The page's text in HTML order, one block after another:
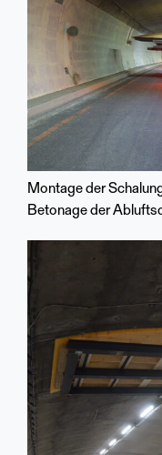
Montage der
Betonage der